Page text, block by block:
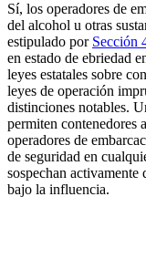
Sí, los operadores de
del alcohol u otras
estipulado por Sección
en estado de ebriedad
leyes estatales sobre
leyes de operación
distinciones notables.
permiten contenedores
operadores de
de seguridad en
sospechan activamente
bajo la influencia.